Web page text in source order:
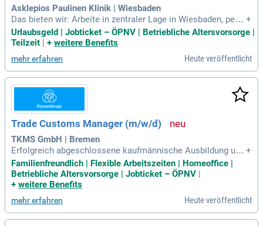
Asklepios Paulinen Klinik | Wiesbaden
Das bieten wir: Arbeite in zentraler Lage in Wiesbaden, perfe
kt erreichbar mit öffentlichen Verkehrsmitteln und Bushalte
stelle direkt vor der Klinik; Deine Gesundheit liegt uns am H
essliche
+
Urlaubsgeld | Jobticket – ÖPNV | Betriebliche Altersvorsorge |
Teilzeit
+ weitere Benefits
mehr erfahren Heute veröffentlicht
Trade Customs Manager (m/w/d)
TKMS GmbH | Bremen
Erfolgreich abgeschlossene kaufmännische Ausbildung und
mehrjährige/einschlägige Berufserfahrung im Logistik- und
Zollbereich (mind. dreijährige praktische Berufserfahrung in
der Zollanmeldung); Gefahrgutschulung für den Luftverkehr
+
Familienfreundlich | Flexible Arbeitszeiten | Homeoffice |
Betriebliche Altersvorsorge | Jobticket – ÖPNV |
+ weitere Benefits
mehr erfahren Heute veröffentlicht